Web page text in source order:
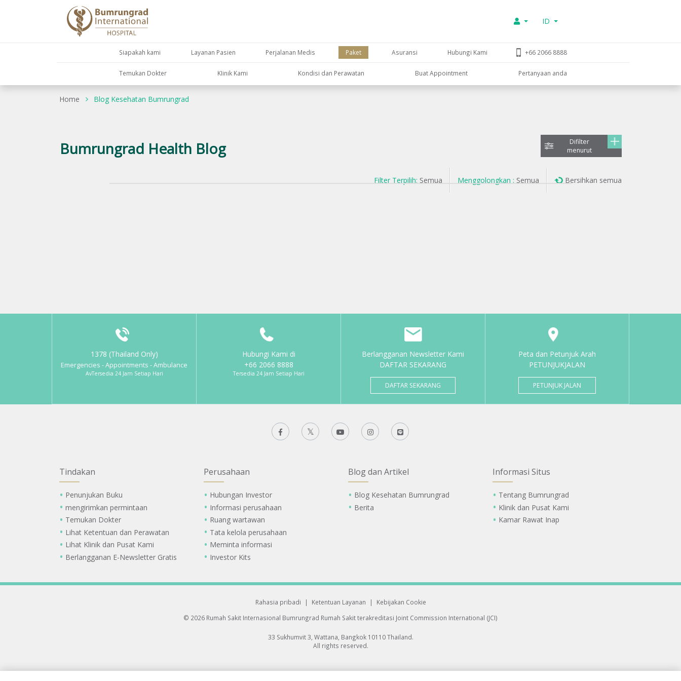
ID
Siapakah kami Layanan Pasien Perjalanan Medis Paket Asuransi Hubungi Kami +66 2066 8888
Temukan Dokter KIinik Kami Kondisi dan Perawatan Buat Appointment Pertanyaan anda
Home Blog Kesehatan Bumrungrad
Bumrungrad Health Blog
Difilter
menurut
Filter Terpilih: Semua Menggolongkan : Semua Bersihkan semua
1378 (Thailand Only)
Emergencies - Appointments - Ambulance
AvTersedia 24 Jam Setiap Hari
Hubungi Kami di
+66 2066 8888
Tersedia 24 Jam Setiap Hari
Berlangganan Newsletter Kami
DAFTAR SEKARANG
DAFTAR SEKARANG
Peta dan Petunjuk Arah
PETUNJUKJALAN
PETUNJUK JALAN
Tindakan
Penunjukan Buku
mengirimkan permintaan
Temukan Dokter
Lihat Ketentuan dan Perawatan
Lihat Klinik dan Pusat Kami
Berlangganan E-Newsletter Gratis
Perusahaan
Hubungan Investor
Informasi perusahaan
Ruang wartawan
Tata kelola perusahaan
Meminta informasi
Investor Kits
Blog dan Artikel
Blog Kesehatan Bumrungrad
Berita
Informasi Situs
Tentang Bumrungrad
Klinik dan Pusat Kami
Kamar Rawat Inap
Rahasia pribadi | Ketentuan Layanan |
Kebijakan Cookie
© 2026 Rumah Sakit Internasional Bumrungrad Rumah Sakit terakreditasi Joint Commission International (JCI)
33 Sukhumvit 3, Wattana, Bangkok 10110 Thailand.
All rights reserved.